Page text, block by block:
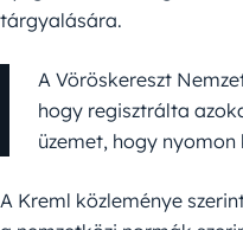
tárgyalására.
A Vöröskereszt
hogy regisztrálta
üzemet, hogy
A Kreml közleménye